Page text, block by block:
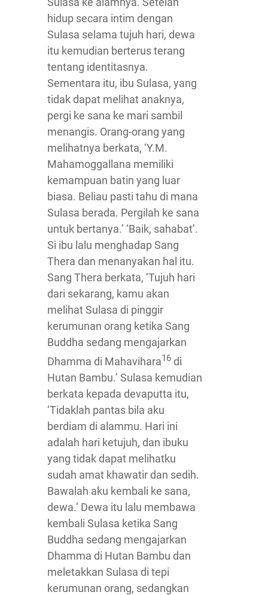
hidup secara intim dengan
Sulasa selama tujuh hari, dewa
itu kemudian berterus terang
tentang identitasnya.
Sementara itu, ibu Sulasa, yang
tidak dapat melihat anaknya,
pergi ke sana ke mari sambil
menangis. Orang-orang yang
melihatnya berkata, ‘Y.M.
Mahamoggallana memiliki
kemampuan batin yang luar
biasa. Beliau pasti tahu di mana
Sulasa berada. Pergilah ke sana
untuk bertanya.’ ‘Baik, sahabat’.
Si ibu lalu menghadap Sang
Thera dan menanyakan hal itu.
Sang Thera berkata, ‘Tujuh hari
dari sekarang, kamu akan
melihat Sulasa di pinggir
kerumunan orang ketika Sang
Buddha sedang mengajarkan
Dhamma di Mahavihara16 di
Hutan Bambu.’ Sulasa kemudian
berkata kepada devaputta itu,
‘Tidaklah pantas bila aku
berdiam di alammu. Hari ini
adalah hari ketujuh, dan ibuku
yang tidak dapat melihatku
sudah amat khawatir dan sedih.
Bawalah aku kembali ke sana,
dewa.’ Dewa itu lalu membawa
kembali Sulasa ketika Sang
Buddha sedang mengajarkan
Dhamma di Hutan Bambu dan
meletakkan Sulasa di tepi
kerumunan orang, sedangkan